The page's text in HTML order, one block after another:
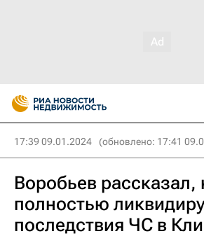
17:39 09.01.2024 (обновлено: 17:41
Воробьев рассказал,
полностью
последствия ЧС в